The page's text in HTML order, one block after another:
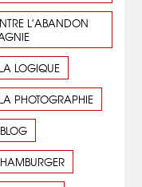
L’ABANDON
LOGIQUE
PHOTOGRAPHIE